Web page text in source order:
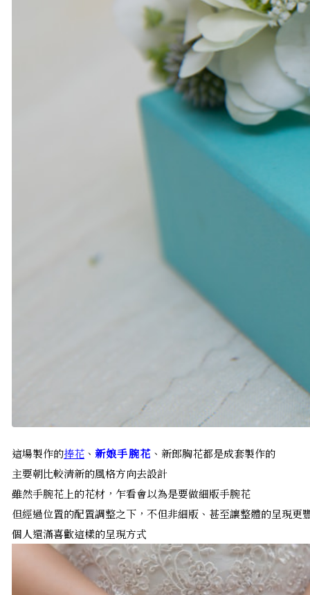
這場製作的捧花 、 新娘手腕花 、新郎胸花都是成套製作的
主要朝比較清新的風格方向去設計
雖然手腕花上的花材，乍看會以為是要做細版手腕花
但經過位置的配置調整之下，不但非細版、甚至讓整體的呈現更
個人還滿喜歡這樣的呈現方式